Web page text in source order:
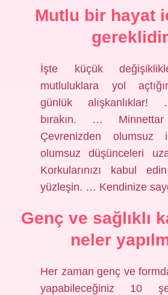
Mutlu bir hayat
İşte küçük
mutluluklara yol
günlük
bırakın. …
Çevrenizden olumsuz
olumsuz düşünceleri
Korkularınızı kabul
yüzleşin. … Kendinize
Genç ve sağlıklı
neler
Her zaman genç ve
yapabileceğiniz 10